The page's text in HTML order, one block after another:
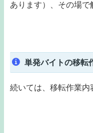
あります）、その場で
単発バイトの移転
続いては、移転作業内